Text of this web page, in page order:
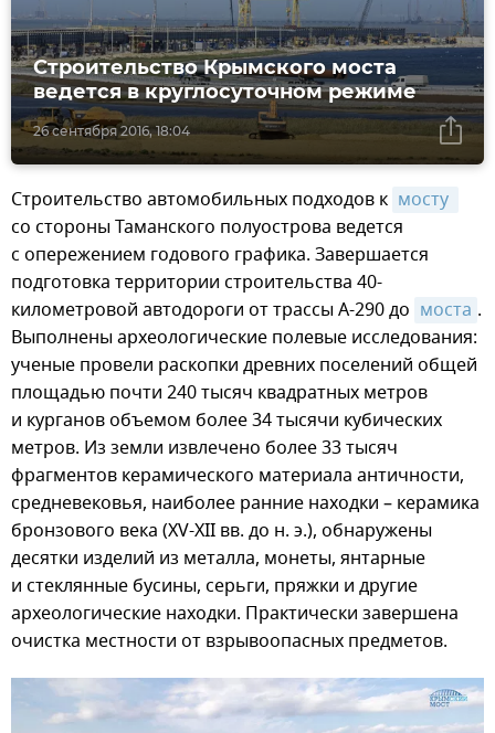
26 сентября 2016, 18:04
Строительство Крымского моста
ведется в круглосуточном режиме
Строительство автомобильных подходов к
со стороны Таманского полуострова ведется
с опережением годового графика. Завершается
подготовка территории строительства 40-
километровой автодороги от трассы А-290 до моста .
Выполнены археологические полевые исследования:
ученые провели раскопки древних поселений общей
площадью почти 240 тысяч квадратных метров
и курганов объемом более 34 тысячи кубических
метров. Из земли извлечено более 33 тысяч
фрагментов керамического материала античности,
средневековья, наиболее ранние находки – керамика
бронзового века (XV-XII вв. до н. э.), обнаружены
десятки изделий из металла, монеты, янтарные
и стеклянные бусины, серьги, пряжки и другие
археологические находки. Практически завершена
очистка местности от взрывоопасных предметов.